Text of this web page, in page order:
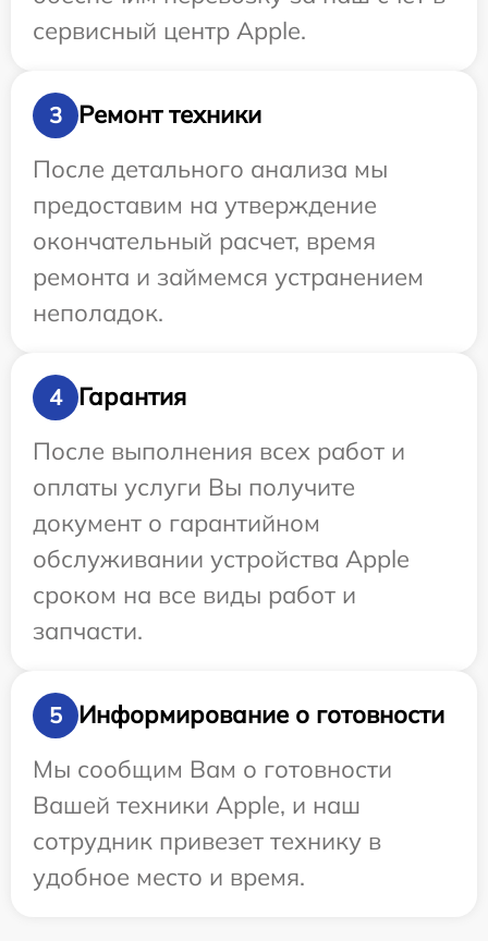
сервисный центр Apple.
3
Ремонт техники
После детального анализа мы
предоставим на утверждение
окончательный расчет, время
ремонта и займемся устранением
неполадок.
4
Гарантия
После выполнения всех работ и
оплаты услуги Вы получите
документ о гарантийном
обслуживании устройства Apple
сроком на все виды работ и
запчасти.
5
Информирование о готовности
Мы сообщим Вам о готовности
Вашей техники Apple, и наш
сотрудник привезет технику в
удобное место и время.